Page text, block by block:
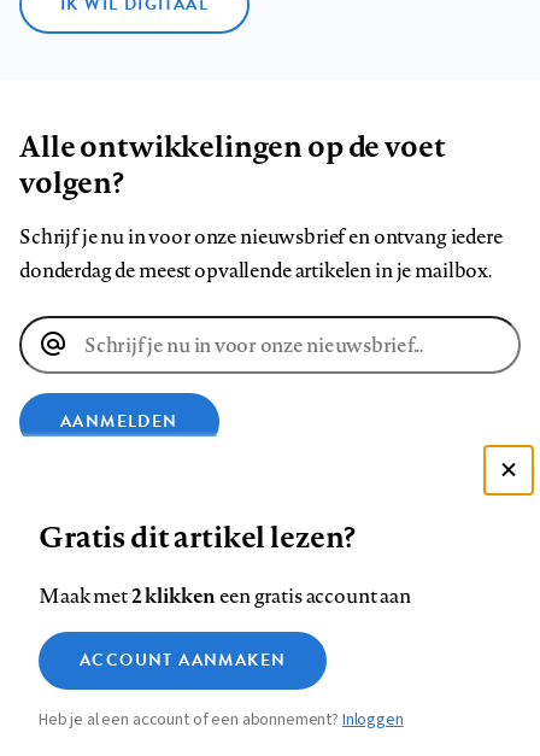
Alle ontwikkelingen op de voet
volgen?
Schrijf je nu in voor onze nieuwsbrief en ontvang iedere
donderdag de meest opvallende artikelen in je mailbox.
E-
mailadres
AANMELDEN
op
Facebook
op
LinkedIn
op
Bluesky
ons
op
InstagramYouTube
Footer
Contact Colofon Disclaimer Privacy
Medische vragen verdienen
betrouwbare antwoorden
Zie onze cookie policy
Analytische cookies
Marketing cookies
Gratis dit artikel lezen?
Maak met2 klikkeneen gratis account aan
ACCOUNT AANMAKEN
Heb je al een account of een abonnement?Inloggen